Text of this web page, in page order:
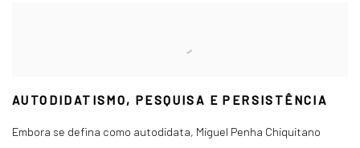
AUTODIDATISMO, PESQUISA E PERSISTÊNCIA
Embora se defina como autodidata, Miguel Penha Chiquitano